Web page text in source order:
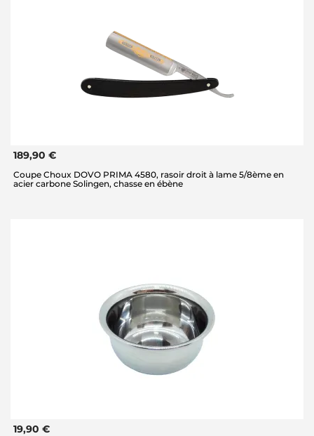
189,90 €
Coupe Choux DOVO PRIMA 4580, rasoir droit à lame 5/8ème en
acier carbone Solingen, chasse en ébène
19,90 €